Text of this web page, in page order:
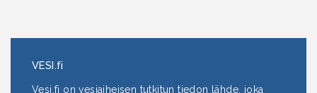
VESI.fi
Vesi.fi on vesiaiheisen tutkitun tiedon lähde, joka